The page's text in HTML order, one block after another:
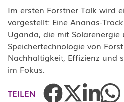
Im ersten Forstner Talk wird
vorgestellt: Eine Ananas-
Uganda, die mit Solarenergie
Speichertechnologie von
Nachhaltigkeit, Effizienz und
im Fokus.
TEILEN